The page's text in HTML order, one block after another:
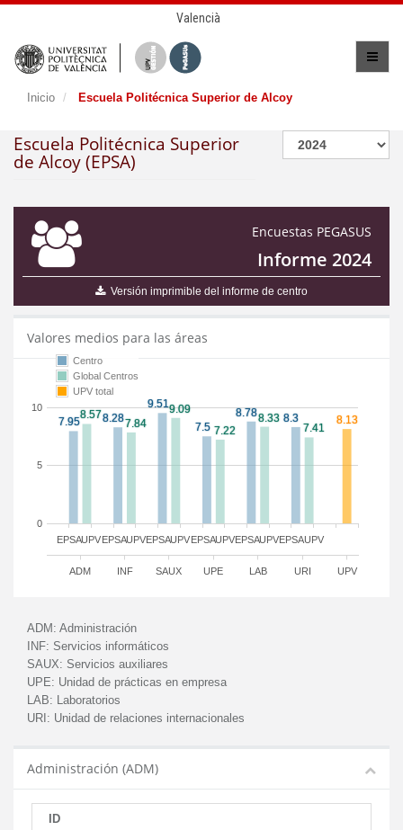
Valencià
Inicio Escuela Politécnica Superior de Alcoy
Escuela Politécnica Superior
de Alcoy (EPSA)
Encuestas PEGASUS
Informe 2024
Versión imprimible del informe de centro
Valores medios para las áreas
EPSA EPSA EPSA EPSA EPSA EPSA
UPV UPV UPV UPV UPV UPV
ADM INF SAUX UPE LAB URI UPV
0
5
10
Centro
Global Centros
UPV total
ADM: Administración
INF: Servicios informáticos
SAUX: Servicios auxiliares
UPE: Unidad de prácticas en empresa
LAB: Laboratorios
URI: Unidad de relaciones internacionales
Administración (ADM)
ID